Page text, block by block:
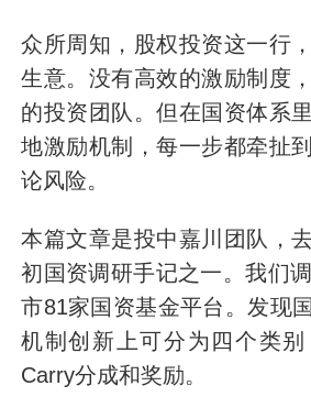
众所周知，股权投资这一行
生意。没有高效的激励制度
的投资团队。但在国资体系
地激励机制，每一步都牵扯
论风险。
本篇文章是投中嘉川团队，
初国资调研手记之一。我们
市81家国资基金平台。发现
机制创新上可分为四个类别
Carry分成和奖励。